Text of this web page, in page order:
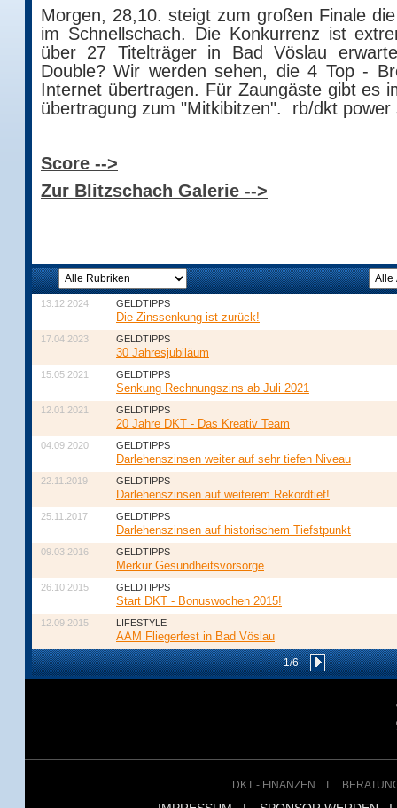
Morgen, 28,10. steigt zum großen Finale
im Schnellschach. Die Konkurrenz ist
über 27 Titelträger in Bad Vöslau
Double? Wir werden sehen, die 4 Top -
Internet übertragen. Für Zaungäste gibt es
übertragung zum "Mitkibitzen". rb/dkt power
Score -->
Zur Blitzschach Galerie -->
13.12.2024 GELDTIPPS
Die Zinssenkung ist zurück!
17.04.2023 GELDTIPPS
30 Jahresjubiläum
15.05.2021 GELDTIPPS
Senkung Rechnungszins ab Juli 2021
12.01.2021 GELDTIPPS
20 Jahre DKT - Das Kreativ Team
04.09.2020 GELDTIPPS
Darlehenszinsen weiter auf sehr tiefen Niveau
22.11.2019 GELDTIPPS
Darlehenszinsen auf weiterem Rekordtief!
25.11.2017 GELDTIPPS
Darlehenszinsen auf historischem Tiefstpunkt
09.03.2016 GELDTIPPS
Merkur Gesundheitsvorsorge
26.10.2015 GELDTIPPS
Start DKT - Bonuswochen 2015!
12.09.2015 LIFESTYLE
AAM Fliegerfest in Bad Vöslau
1/6
DKT - FINANZEN